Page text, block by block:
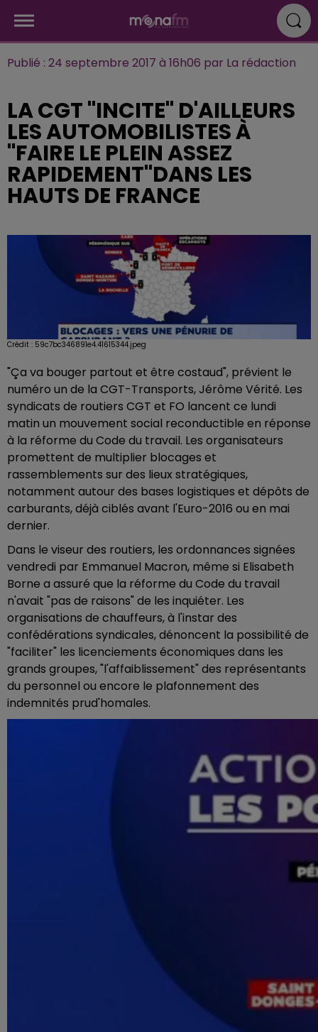
Publié : 24 septembre 2017 à 16h06 par La rédaction
LA CGT "INCITE" D'AILLEURS
LES AUTOMOBILISTES À
"FAIRE LE PLEIN ASSEZ
RAPIDEMENT"DANS LES
HAUTS DE FRANCE
Crédit : 59c7bc346891e4.41615344.jpeg
"Ça va bouger partout et être costaud", prévient le
numéro un de la CGT-Transports, Jérôme Vérité. Les
syndicats de routiers CGT et FO lancent ce lundi
matin un mouvement social reconductible en réponse
à la réforme du Code du travail. Les organisateurs
promettent de multiplier blocages et
rassemblements sur des lieux stratégiques,
notamment autour des bases logistiques et dépôts de
carburants, déjà ciblés avant l'Euro-2016 ou en mai
dernier.
Dans le viseur des routiers, les ordonnances signées
vendredi par Emmanuel Macron, même si Elisabeth
Borne a assuré que la réforme du Code du travail
n'avait "pas de raisons" de les inquiéter. Les
organisations de chauffeurs, à l'instar des
confédérations syndicales, dénoncent la possibilité de
"faciliter" les licenciements économiques dans les
grands groupes, "l'affaiblissement" des représentants
du personnel ou encore le plafonnement des
indemnités prud'homales.